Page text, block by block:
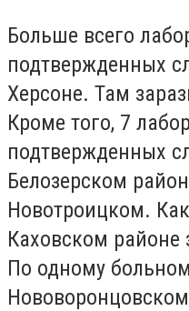
Больше всего
подтвержденных
Херсоне. Там
Кроме того, 7
подтвержденных
Белозерском
Новотроицком.
Каховском районе
По одному